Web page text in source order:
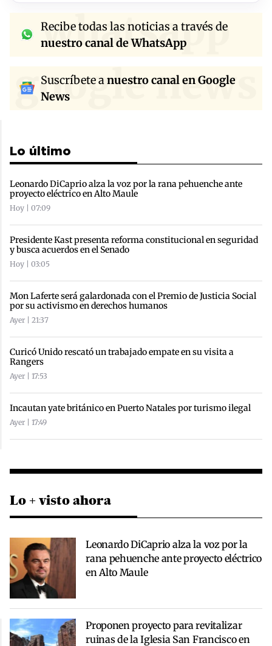
whatsapp
Recibe todas las noticias a través de
nuestro canal de WhatsApp
google news
Suscríbete anuestro canal en Google
News
Lo último
Leonardo DiCaprio alza la voz por la rana pehuenche ante
proyecto eléctrico en Alto Maule
Hoy | 07:09
Presidente Kast presenta reforma constitucional en seguridad
y busca acuerdos en el Senado
Hoy | 03:05
Mon Laferte será galardonada con el Premio de Justicia Social
por su activismo en derechos humanos
Ayer | 21:37
Curicó Unido rescató un trabajado empate en su visita a
Rangers
Ayer | 17:53
Incautan yate británico en Puerto Natales por turismo ilegal
Ayer | 17:49
Lo + visto ahora
Leonardo DiCaprio alza la voz por la
rana pehuenche ante proyecto eléctrico
en Alto Maule
Proponen proyecto para revitalizar
ruinas de la Iglesia San Francisco en